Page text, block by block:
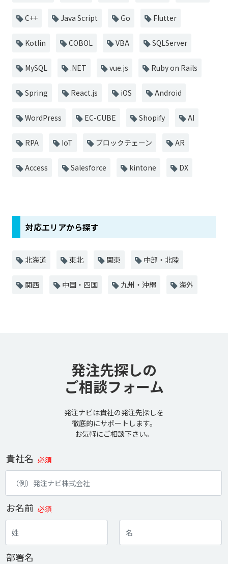
C++ Java Script Go Flutter
Kotlin COBOL VBA SQLServer
MySQL .NET vue.js Ruby on Rails
Spring React.js iOS Android
WordPress EC-CUBE Shopify AI
RPA IoT ブロックチェーン AR
Access Salesforce kintone DX
対応エリアから探す
北海道 東北 関東 中部・北陸
関西 中国・四国 九州・沖縄 海外
発注先探しの
ご相談フォーム
発注ナビは貴社の発注先探しを
徹底的にサポートします。
お気軽にご相談下さい。
貴社名 必須
お名前 必須
部署名